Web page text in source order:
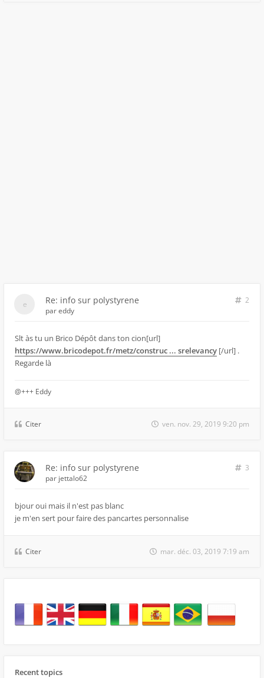
Re: info sur polystyrene
2
pareddy
Slt às tu un Brico Dépôt dans ton cion[url]
https://www.bricodepot.fr/metz/construc ... srelevancy [/url] .
Regarde là
@+++ Eddy
Citer ven. nov. 29, 2019 9:20 pm
Re: info sur polystyrene
3
par jettalo62
bjour oui mais il n'est pas blanc
je m'en sert pour faire des pancartes personnalise
Citer mar. déc. 03, 2019 7:19 am
Recent topics